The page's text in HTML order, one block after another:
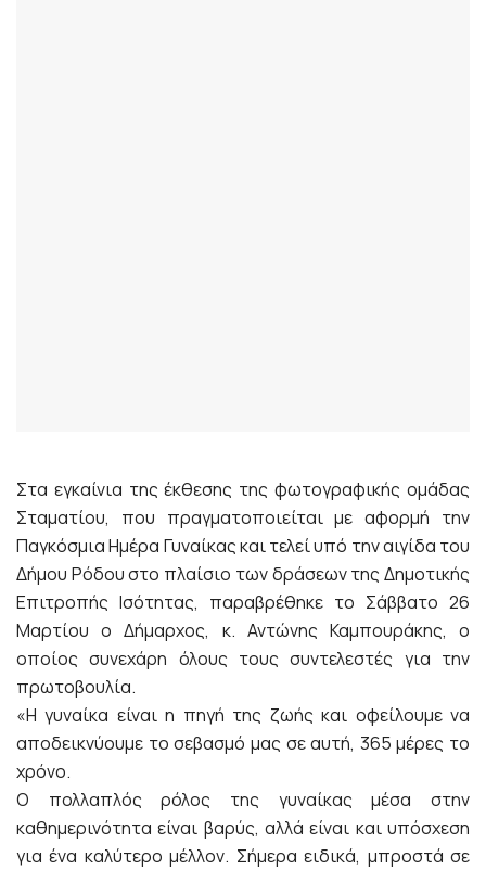
Στα εγκαίνια της έκθεσης της φωτογραφικής ομάδας
Σταματίου, που πραγματοποιείται με αφορμή την
Παγκόσμια Ημέρα Γυναίκας και τελεί υπό την αιγίδα του
Δήμου Ρόδου στο πλαίσιο των δράσεων της Δημοτικής
Επιτροπής Ισότητας, παραβρέθηκε το Σάββατο 26
Μαρτίου ο Δήμαρχος, κ. Αντώνης Καμπουράκης, ο
οποίος συνεχάρη όλους τους συντελεστές για την
πρωτοβουλία.
«H γυναίκα είναι η πηγή της ζωής και οφείλουμε να
αποδεικνύουμε το σεβασμό μας σε αυτή, 365 μέρες το
χρόνο.
Ο πολλαπλός ρόλος της γυναίκας μέσα στην
καθημερινότητα είναι βαρύς, αλλά είναι και υπόσχεση
για ένα καλύτερο μέλλον. Σήμερα ειδικά, μπροστά σε